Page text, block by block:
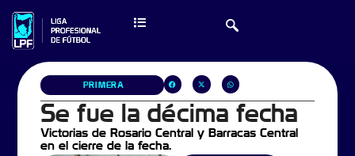
PRIMERA
Se fue la décima fecha
Victorias de Rosario Central y Barracas Central
en el cierre de la fecha.